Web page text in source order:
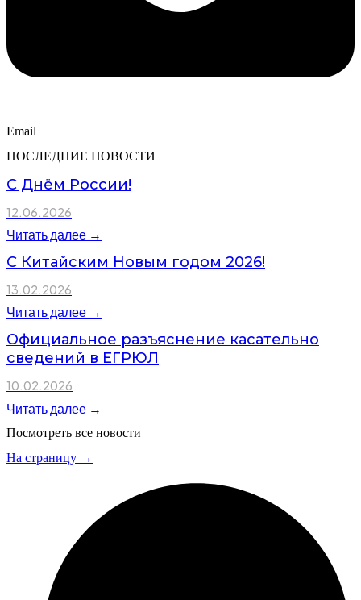
Email
ПОСЛЕДНИЕ НОВОСТИ
С Днём России!
12.06.2026
Читать далее →
С Китайским Новым годом 2026!
13.02.2026
Читать далее →
Официальное разъяснение касательно
сведений в ЕГРЮЛ
10.02.2026
Читать далее →
Посмотреть все новости
На страницу →